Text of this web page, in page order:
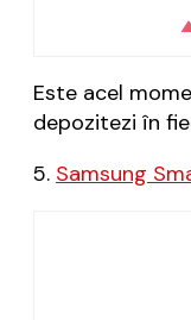
Este acel
depozitezi în
5. Samsung